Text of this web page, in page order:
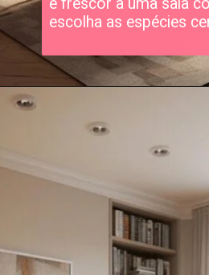
e frescor a uma sala
escolha as espécies